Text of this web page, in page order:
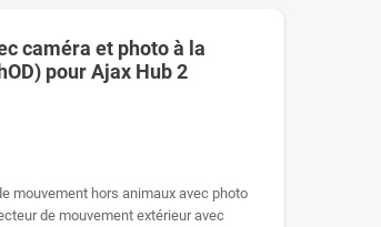
caméra et photo à la
pour Ajax Hub 2
mouvement hors animaux avec photo
de mouvement extérieur avec